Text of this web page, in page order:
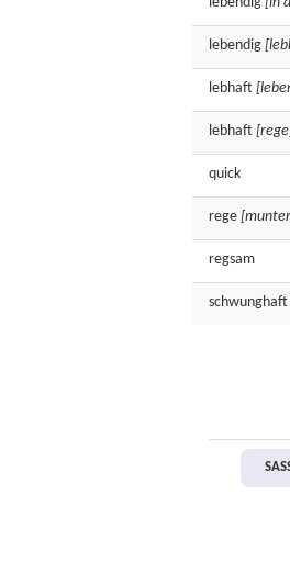
lebendig
lebhaft
lebhaft
quick
rege
regsam
schwunghaft